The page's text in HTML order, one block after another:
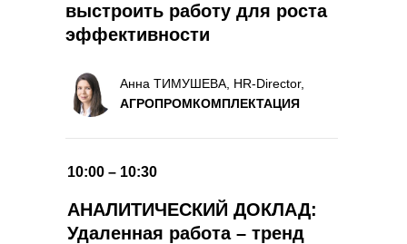
выстроить работу для роста
эффективности
Анна ТИМУШЕВА, HR-Director,
АГРОПРОМКОМПЛЕКТАЦИЯ
АНАЛИТИЧЕСКИЙ ДОКЛАД:
Удаленная работа – тренд
10:00 – 10:30